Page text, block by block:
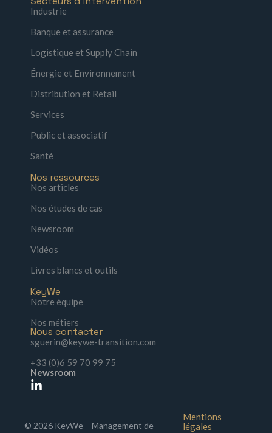
Industrie
Banque et assurance
Logistique et Supply Chain
Énergie et Environnement
Distribution et Retail
Services
Public et associatif
Santé
Nos ressources
Nos articles
Nos études de cas
Newsroom
Vidéos
Livres blancs et outils
KeyWe
Notre équipe
Nos métiers
Nous contacter
sguerin@keywe-transition.com
+33 (0)6 59 70 99 75
Newsroom
© 2026 KeyWe – Management de
Mentions
légales